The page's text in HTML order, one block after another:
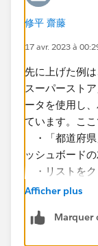
修平 齋藤
17 avr. 2023 à
先に上げた例
スーパースト
ータを使用し
ています。こ
・「都道府県
ッシュボード
・リストをク
した箇所と合
に表示する
Afficher plus
Marquer